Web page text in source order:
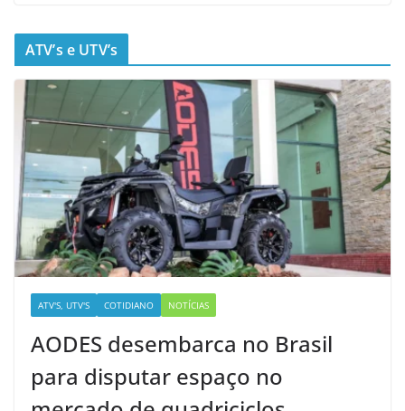
ATV’s e UTV’s
ATV'S, UTV'S COTIDIANO NOTÍCIAS
AODES desembarca no Brasil
para disputar espaço no